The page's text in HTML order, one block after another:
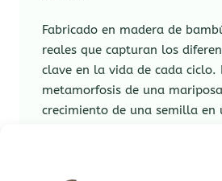
Fabricado en madera de
reales que capturan los
clave en la vida de cada ciclo.
metamorfosis de una
crecimiento de una semilla en